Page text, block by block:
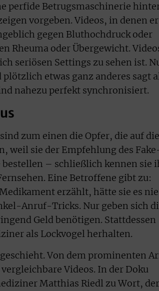
perfide Betrugsmaschinerie
vorgeben. Videos, in denen er
gegen Bluthochdruck oder
Rheuma oder Übergewicht.
seriösen Settings zu sehen ist.
etwas ganz anderes sagt
nahezu perfekt synchronisiert.
zum einen die Opfer, die auf die
weil sie der Empfehlung des
– schließlich kennen sie
Eine Betroffene gibt zu:
erzählt, hätte sie es nie
Anruf-Tricks. Nur geben sich
Geld benötigen. Stattdessen
als Lockvogel herhalten.
Von dem prominenten
Videos. In der Doku
Matthias Riedl zu Wort, der